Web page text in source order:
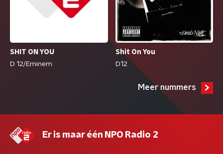
SHIT ON YOU
D 12/Eminem
Shit On You
D12
Meer nummers
Er is maar één NPO Radio 2